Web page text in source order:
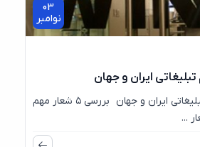
03
نوامبر
بررسی ۵ شعار مهم تبلیغاتی ایران و جهان بررسی ۵ شعار مهم